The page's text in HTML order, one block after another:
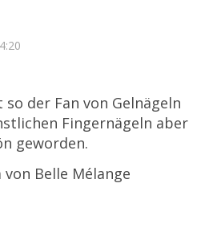
der Fan von Gelnägeln
Fingernägeln aber
geworden.
Belle Mélange